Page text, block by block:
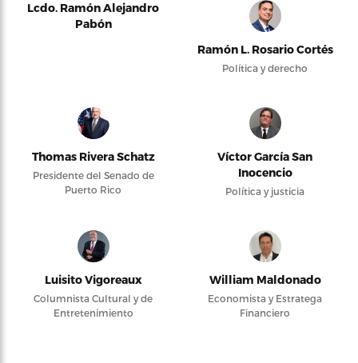
Lcdo. Ramón Alejandro
Pabón
Ramón L. Rosario Cortés
Política y derecho
Thomas Rivera Schatz
Presidente del Senado de
Puerto Rico
Víctor García San
Inocencio
Política y justicia
Luisito Vigoreaux
Columnista Cultural y de
Entretenimiento
William Maldonado
Economista y Estratega
Financiero